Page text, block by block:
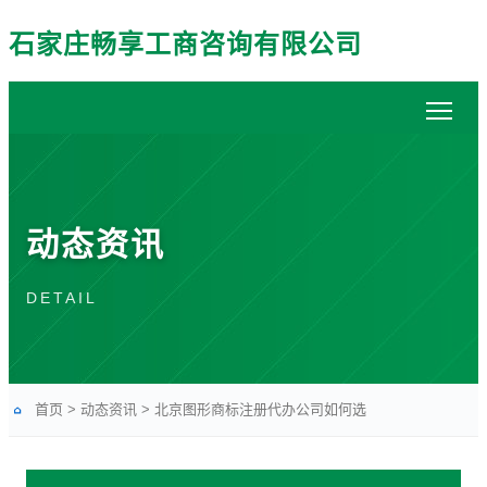
石家庄畅享工商咨询有限公司
动态资讯
DETAIL
首页 > 动态资讯 > 北京图形商标注册代办公司如何选